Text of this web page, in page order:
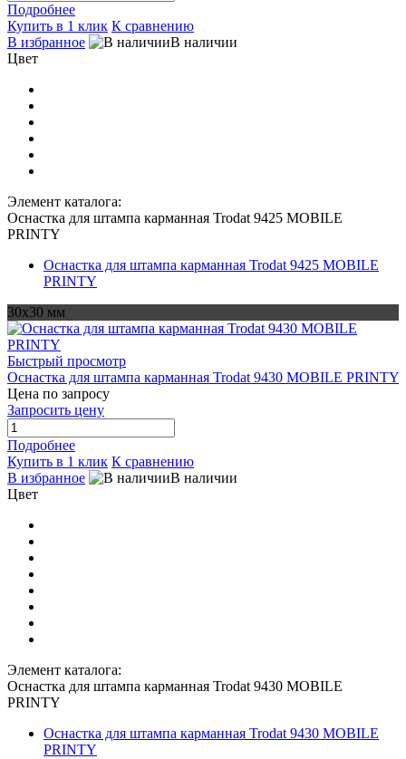
Подробнее
Купить в 1 клик К сравнению
В избранное
В наличии
Цвет
Элемент каталога:
Оснастка для штампа карманная Trodat 9425 MOBILE
PRINTY
Оснастка для штампа карманная Trodat 9425 MOBILE
PRINTY
30х30 мм
Быстрый просмотр
Оснастка для штампа карманная Trodat 9430 MOBILE PRINTY
Цена по запросу
Запросить цену
Подробнее
Купить в 1 клик К сравнению
В избранное
В наличии
Цвет
Элемент каталога:
Оснастка для штампа карманная Trodat 9430 MOBILE
PRINTY
Оснастка для штампа карманная Trodat 9430 MOBILE
PRINTY